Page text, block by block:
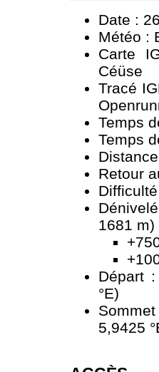
Date :
Météo :
Carte
Céüse
Tracé
Temps
Temps
Retour
1681 m)
Départ
°E)
5,9425